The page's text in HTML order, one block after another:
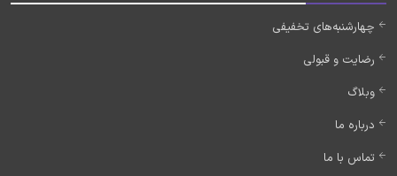
چهارشنبه‌های تخفیفی
رضایت و قبولی
وبلاگ
درباره ما
تماس با ما